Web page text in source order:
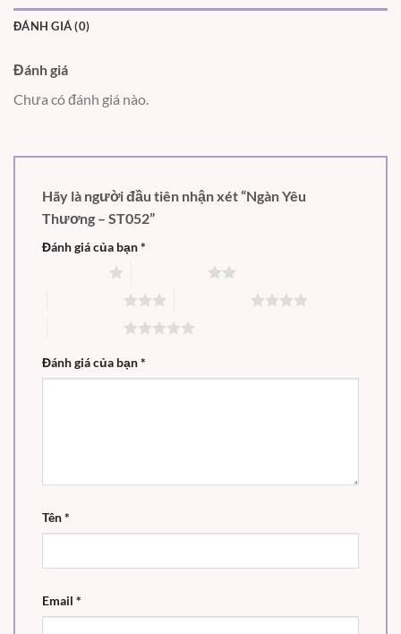
ĐÁNH GIÁ (0)
Đánh giá
Chưa có đánh giá nào.
Hãy là người đầu tiên nhận xét “Ngàn Yêu
Thương – ST052”
Đánh giá của bạn*
Đánh giá của bạn*
Tên*
Email *